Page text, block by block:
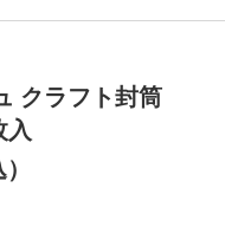
クラフト封筒
入